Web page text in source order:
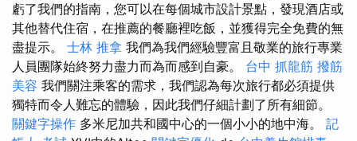
虧了我們的指南，您可以在每個城市設計景點，發現酒店或
其他替代住宿，在推薦的餐廳裡吃飯，並獲得完全免費的無
盡提示。 士林 推拿 我們為我們經驗豐富且敬業的旅行專業
人員團隊始終努力盡力而為而感到自豪。 台中 抓龍筋 撥筋
美容 我們關注乘客的需求，我們認為每次旅行都必須提供
獨特而令人難忘的體驗，因此我們仔細計劃了所有細節。
關鍵字操作 多米尼加共和國中心的一個小小的地中海。 記